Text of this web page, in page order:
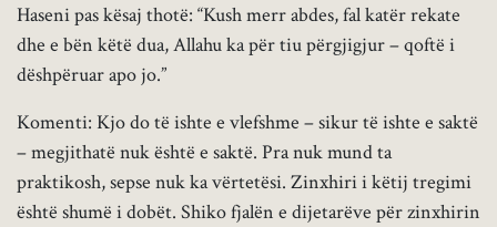
Haseni pas kësaj thotë: “Kush merr abdes, fal katër rekate
dhe e bën këtë dua, Allahu ka për tiu përgjigjur – qoftë i
dëshpëruar apo jo.”
Komenti: Kjo do të ishte e vlefshme – sikur të ishte e saktë
– megjithatë nuk është e saktë. Pra nuk mund ta
praktikosh, sepse nuk ka vërtetësi. Zinxhiri i këtij tregimi
është shumë i dobët. Shiko fjalën e dijetarëve për zinxhirin